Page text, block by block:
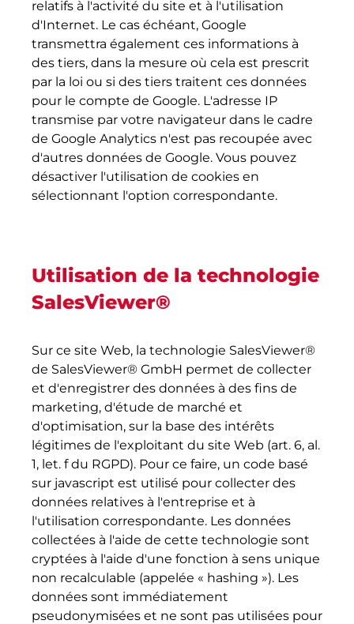
relatifs à l'activité du site et à l'utilisation
d'Internet. Le cas échéant, Google
transmettra également ces informations à
des tiers, dans la mesure où cela est prescrit
par la loi ou si des tiers traitent ces données
pour le compte de Google. L'adresse IP
transmise par votre navigateur dans le cadre
de Google Analytics n'est pas recoupée avec
d'autres données de Google. Vous pouvez
désactiver l'utilisation de cookies en
sélectionnant l'option correspondante.
Utilisation de la technologie
SalesViewer®
Sur ce site Web, la technologie SalesViewer®
de SalesViewer® GmbH permet de collecter
et d'enregistrer des données à des fins de
marketing, d'étude de marché et
d'optimisation, sur la base des intérêts
légitimes de l'exploitant du site Web (art. 6, al.
1, let. f du RGPD). Pour ce faire, un code basé
sur javascript est utilisé pour collecter des
données relatives à l'entreprise et à
l'utilisation correspondante. Les données
collectées à l'aide de cette technologie sont
cryptées à l'aide d'une fonction à sens unique
non recalculable (appelée « hashing »). Les
données sont immédiatement
pseudonymisées et ne sont pas utilisées pour